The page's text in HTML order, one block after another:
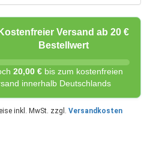
Kostenfreier Versand ab 20 €
Bestellwert
20,00 €bis zum kostenfreien
innerhalb Deutschlands
inkl. MwSt. zzgl. Versandkosten